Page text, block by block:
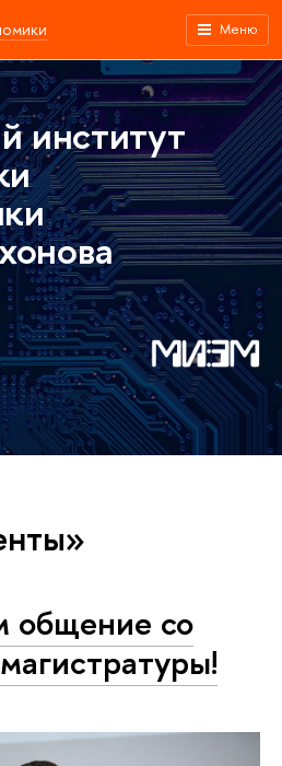
Меню
институт
общение со